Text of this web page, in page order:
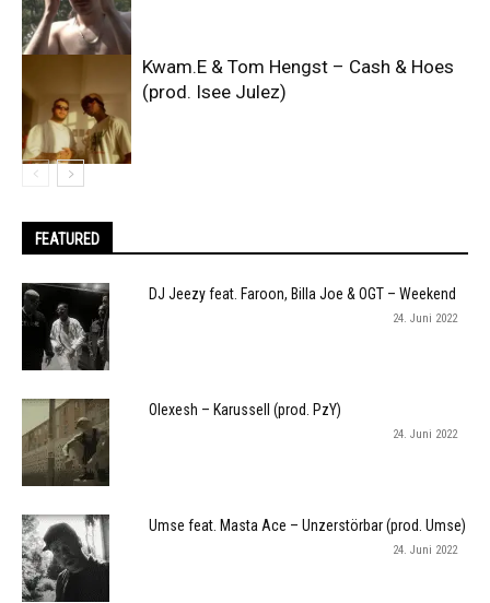
Kwam.E & Tom Hengst – Cash & Hoes
(prod. Isee Julez)
FEATURED
DJ Jeezy feat. Faroon, Billa Joe & OGT – Weekend
24. Juni 2022
Olexesh – Karussell (prod. PzY)
24. Juni 2022
Umse feat. Masta Ace – Unzerstörbar (prod. Umse)
24. Juni 2022